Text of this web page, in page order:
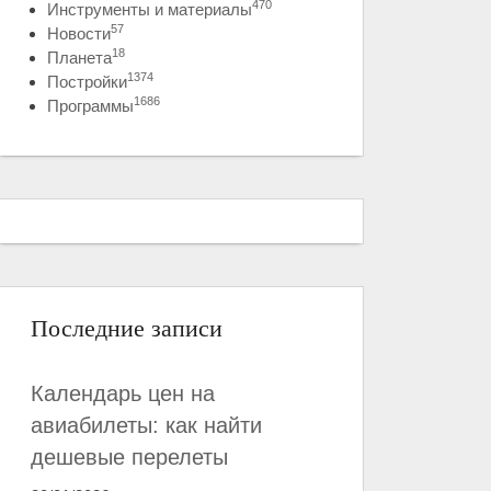
Инструменты и материалы470
Новости57
Планета18
Постройки1374
Программы1686
Последние записи
Календарь цен на
авиабилеты: как найти
дешевые перелеты